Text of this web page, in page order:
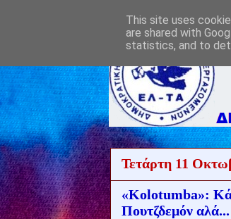
Τετάρτη 11
«Kolotumba»:
Πουτζδεμόν
This site uses
are shared with
statistics, and to